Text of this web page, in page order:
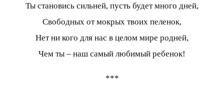
Ты становись сильней, пусть будет много дней,
Свободных от мокрых твоих пеленок,
Нет ни кого для нас в целом мире родней,
Чем ты – наш самый любимый ребенок!
***